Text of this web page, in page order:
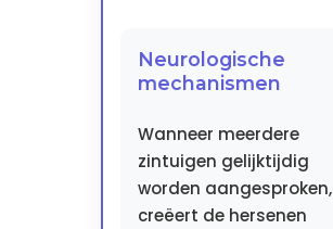
Neurologische
mechanismen
Wanneer meerdere
zintuigen gelijktijdig
worden aangesproken,
creëert de hersenen